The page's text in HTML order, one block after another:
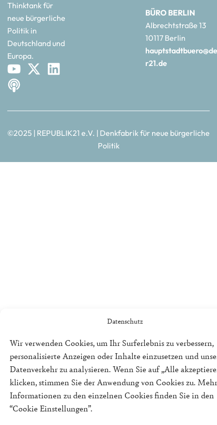
Datenschutz
Wir verwenden Cookies, um Ihr Surferlebnis zu verbessern,
personalisierte Anzeigen oder Inhalte einzusetzen und
Datenverkehr zu analysieren. Wenn Sie auf „Alle
klicken, stimmen Sie der Anwendung von Cookies zu. Mehr
Informationen zu den einzelnen Cookies finden Sie in den
“Cookie Einstellungen”.
Thinktank für
neue bürgerliche
Politik in
Deutschland und
Europa.
BÜRO BERLIN
Albrechtstraße 13
10117 Berlin
r21.de
©2025 | REPUBLIK21 e.V. | Denkfabrik für neue bürgerliche
Politik